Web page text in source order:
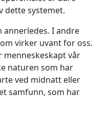
dette systemet.
I andre
virker uvant for oss.
menneskeskapt vår
naturen som har
ved midnatt eller
samfunn, som har